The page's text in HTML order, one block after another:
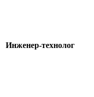
Инженер-технолог